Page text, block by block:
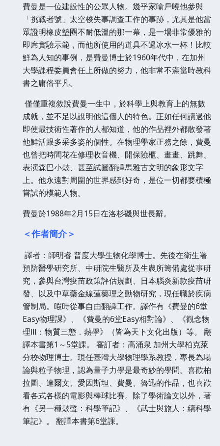
費曼是一位建設性的公眾人物。幾乎家喻戶曉他參與
「挑戰者號」太空梭失事調查工作的事跡，尤其是他當
眾證明橡皮墊圈不耐低溫的那一幕，是一場非常優雅的
即席實驗示範，而他所使用的道具不過冰水一杯！比較
鮮為人知的事例，是費曼博士於1960年代中，在加州
大學課程委員會任上所做的努力，他非常不滿當時教科
書之庸俗平凡。
僅僅重複敘說費曼一生中，於科學上與教育上的無數
成就，並不足以說明他這個人的特色。正如任何讀過他
即使最技術性著作的人都知道，他的作品裡外都散發著
他鮮活跟多采多姿的個性。在物理學家正務之餘，費曼
也曾把時間花在修理收音機、開保險櫃、畫畫、跳舞、
表演森巴小鼓、甚至試圖翻譯馬雅古文明的象形文字
上。他永遠對周圍的世界感到好奇，是位一切都要積極
嘗試的模範人物。
費曼於1988年2月15日在洛杉磯與世長辭。
＜作者簡介＞
譯者：師明睿 普度大學生物化學博士。先後在衛生署
預防醫學研究所、中研院生醫所及生農所籌備處從事研
究，參與台灣疫苗政策評估規劃、日本腦炎新款疫苗研
發、以及中草藥金線蓮藥理之動物研究，現任職於疾病
管制局。暇時從事自由翻譯工作。譯作有《費曼的6堂
Easy物理課》、《費曼的6堂Easy相對論》、《觀念物
理Ⅲ：物質三態．熱學》（皆為天下文化出版）等。 翻
譯本書第1～5堂課。 審訂者：高涌泉 加州大學柏克萊
分校物理博士。現任臺灣大學物理學系教授，專長為場
論與粒子物理，認為量子力學是最奇妙的學問。喜歡柏
拉圖、達爾文、愛因斯坦、費曼、魯迅的作品，也喜歡
看各式各樣的電影與棒球比賽。除了學術論文以外，著
有《另一種鼓聲：科學筆記》、《武士與旅人：續科學
筆記》。 翻譯本書第6堂課。